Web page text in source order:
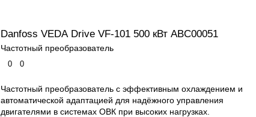
Danfoss VEDA Drive VF-101 500 кВт ABC00051
Частотный преобразователь
0 0
Частотный преобразователь с эффективным охлаждением и
автоматической адаптацией для надёжного управления
двигателями в системах ОВК при высоких нагрузках.